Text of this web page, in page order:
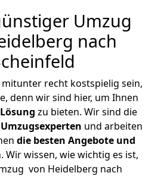
Umzug
nach
recht kostspielig sein,
denn wir sind hier, um Ihnen
Lösung zu bieten. Wir sind die
und arbeiten
die besten Angebote und
Wir wissen, wie wichtig es ist,
von Heidelberg nach